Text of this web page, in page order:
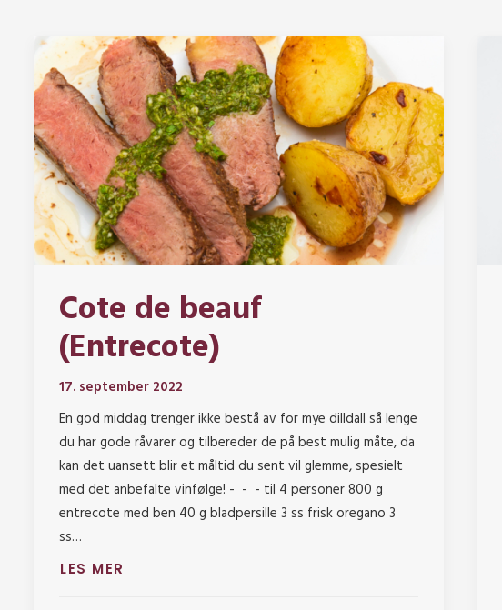
Cote de beauf
(Entrecote)
17. september 2022
En god middag trenger ikke bestå av for mye dilldall så lenge
du har gode råvarer og tilbereder de på best mulig måte, da
kan det uansett blir et måltid du sent vil glemme, spesielt
med det anbefalte vinfølge! - - - til 4 personer 800 g
entrecote med ben 40 g bladpersille 3 ss frisk oregano 3
ss…
LES MER